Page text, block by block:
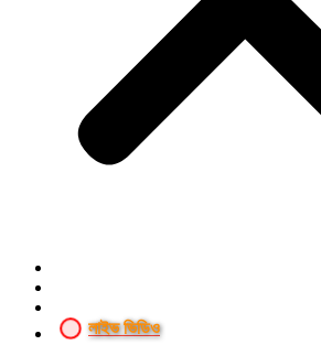
লাইভ ভিডিও